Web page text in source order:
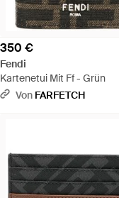
350 €
Fendi
Kartenetui Mit Ff - Grün
Von FARFETCH